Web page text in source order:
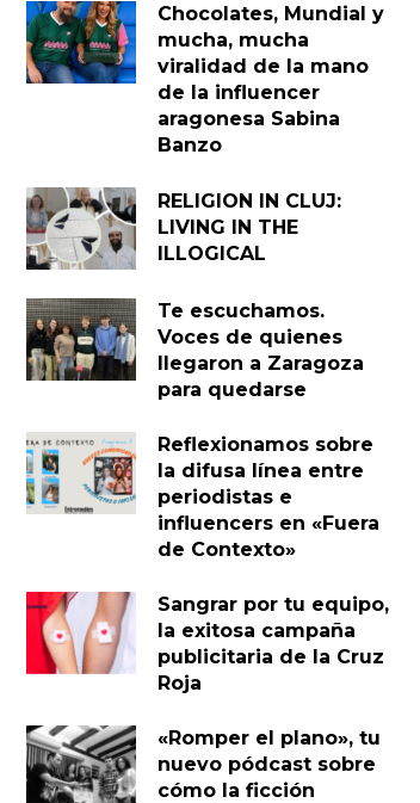
Chocolates, Mundial y
mucha, mucha
viralidad de la mano
de la influencer
aragonesa Sabina
Banzo
RELIGION IN CLUJ:
LIVING IN THE
ILLOGICAL
Te escuchamos.
Voces de quienes
llegaron a Zaragoza
para quedarse
Reflexionamos sobre
la difusa línea entre
periodistas e
influencers en «Fuera
de Contexto»
Sangrar por tu equipo,
la exitosa campaña
publicitaria de la Cruz
Roja
«Romper el plano», tu
nuevo pódcast sobre
cómo la ficción